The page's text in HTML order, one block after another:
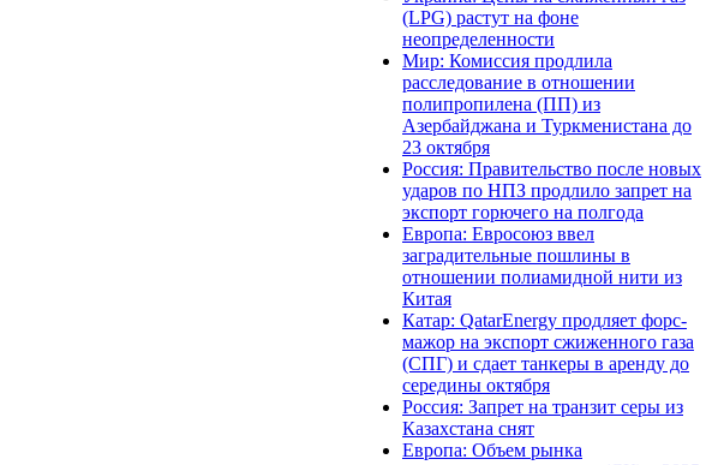
(LPG) растут на фоне
неопределенности
Мир: Комиссия продлила
расследование в отношении
полипропилена (ПП) из
Азербайджана и Туркменистана до
23 октября
Россия: Правительство после новых
ударов по НПЗ продлило запрет на
экспорт горючего на полгода
Европа: Евросоюз ввел
заградительные пошлины в
отношении полиамидной нити из
Китая
Катар: QatarEnergy продляет форс-
мажор на экспорт сжиженного газа
(СПГ) и сдает танкеры в аренду до
середины октября
Россия: Запрет на транзит серы из
Казахстана снят
Европа: Объем рынка